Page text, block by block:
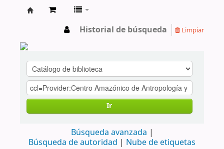
Historial de búsqueda Limpiar
Ir
Búsqueda avanzada
Búsqueda de autoridad
Nube de etiquetas